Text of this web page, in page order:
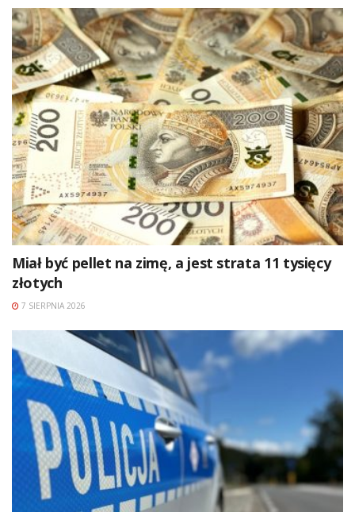
Miał być pellet na zimę, a jest strata 11 tysięcy
złotych
7 SIERPNIA 2026